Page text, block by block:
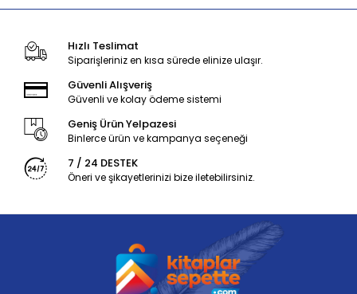
Hızlı Teslimat
Siparişleriniz en kısa sürede elinize ulaşır.
Güvenli Alışveriş
Güvenli ve kolay ödeme sistemi
Geniş Ürün Yelpazesi
Binlerce ürün ve kampanya seçeneği
7 / 24 DESTEK
Öneri ve şikayetlerinizi bize iletebilirsiniz.